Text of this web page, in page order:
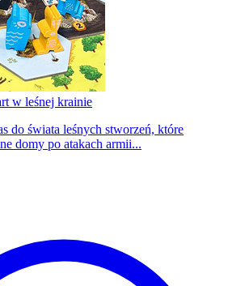
w leśnej krainie
do świata leśnych stworzeń, które
domy po atakach armii...